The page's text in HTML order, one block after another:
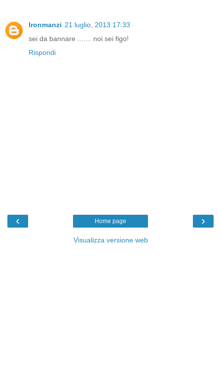
Ironmanzi 21 luglio, 2013 17:33
sei da bannare ....... noi sei figo!
Rispondi
‹ ›
Home page
Visualizza versione web